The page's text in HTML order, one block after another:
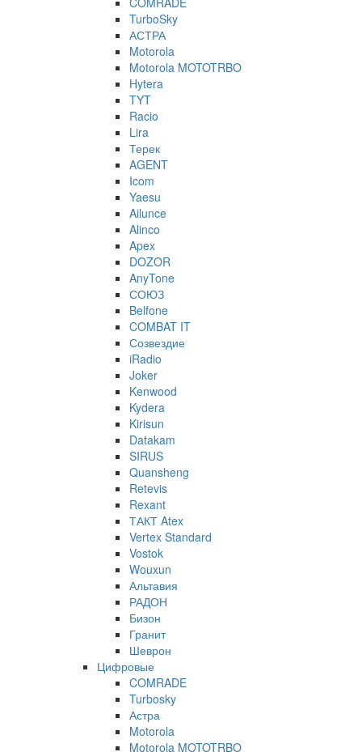
TurboSky
АСТРА
Motorola
Motorola MOTOTRBO
Hytera
TYT
Racio
Lira
Терек
AGENT
Icom
Yaesu
Ailunce
Alinco
Apex
DOZOR
AnyTone
СОЮЗ
Belfone
COMBAT IT
Созвездие
iRadio
Joker
Kenwood
Kydera
Kirisun
Datakam
SIRUS
Quansheng
Retevis
Rexant
ТАКТ Atex
Vertex Standard
Vostok
Wouxun
Альтавия
РАДОН
Бизон
Гранит
Шеврон
Цифровые
COMRADE
Turbosky
Астра
Motorola
Motorola MOTOTRBO